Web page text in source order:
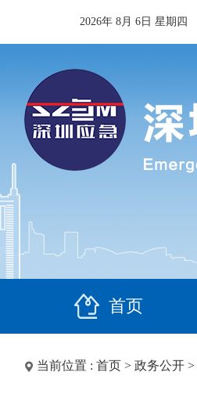
2026年 8月 6 日 星期四
首页
当前位置 : 首页 > 政务公开 >